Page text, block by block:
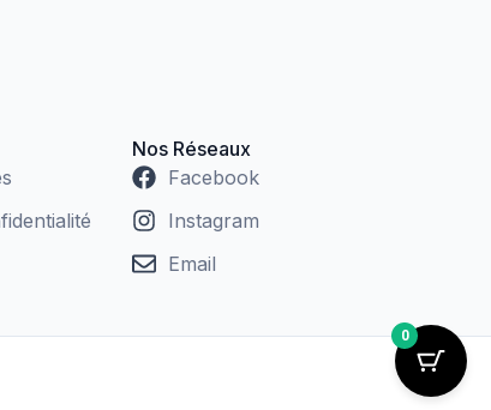
Nos Réseaux
Facebook
Instagram
Email
0